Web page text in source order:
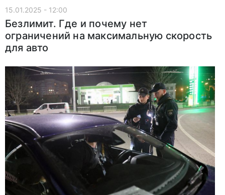
15.01.2025 - 12:00
Безлимит. Где и почему нет
ограничений на максимальную скорость
для авто